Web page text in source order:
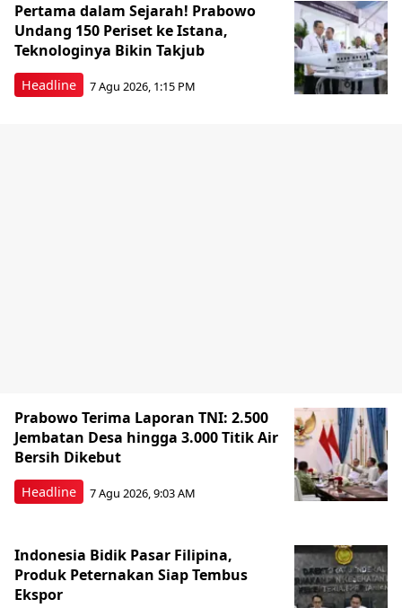
Headline
Pertama dalam Sejarah! Prabowo
Undang 150 Periset ke Istana,
Teknologinya Bikin Takjub
7 Agu 2026, 1:15 PM
Headline
Prabowo Terima Laporan TNI: 2.500
Jembatan Desa hingga 3.000 Titik Air
Bersih Dikebut
7 Agu 2026, 9:03 AM
Indonesia Bidik Pasar Filipina,
Produk Peternakan Siap Tembus
Ekspor